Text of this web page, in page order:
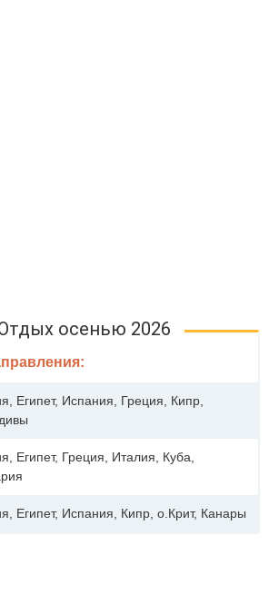
осенью 2026
Египет, Испания, Греция, Кипр,
Египет, Греция, Италия, Куба,
Египет, Испания, Кипр, о.Крит, Канары